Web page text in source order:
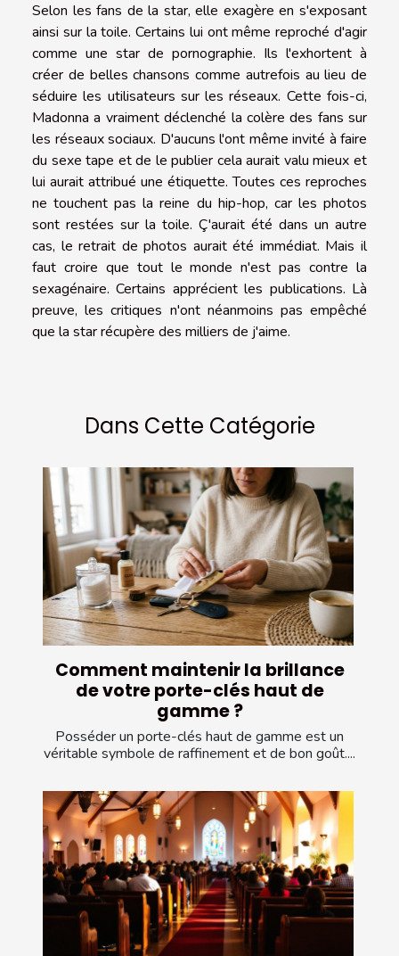
Selon les fans de la star, elle exagère en s'exposant
ainsi sur la toile. Certains lui ont même reproché d'agir
comme une star de pornographie. Ils l'exhortent à
créer de belles chansons comme autrefois au lieu de
séduire les utilisateurs sur les réseaux. Cette fois-ci,
Madonna a vraiment déclenché la colère des fans sur
les réseaux sociaux. D'aucuns l'ont même invité à faire
du sexe tape et de le publier cela aurait valu mieux et
lui aurait attribué une étiquette. Toutes ces reproches
ne touchent pas la reine du hip-hop, car les photos
sont restées sur la toile. Ç'aurait été dans un autre
cas, le retrait de photos aurait été immédiat. Mais il
faut croire que tout le monde n'est pas contre la
sexagénaire. Certains apprécient les publications. Là
preuve, les critiques n'ont néanmoins pas empêché
que la star récupère des milliers de j'aime.
Dans Cette Catégorie
Comment maintenir la brillance
de votre porte-clés haut de
gamme ?
Posséder un porte-clés haut de gamme est un
véritable symbole de raffinement et de bon goût....